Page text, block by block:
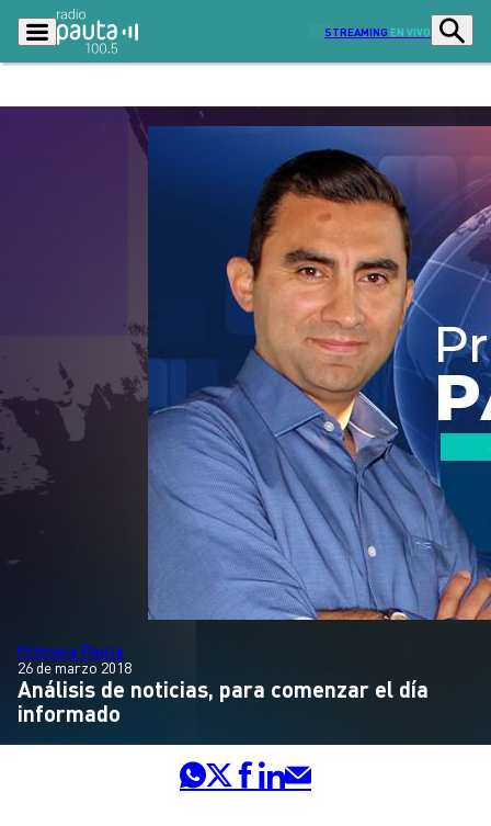
STREAMING EN VIVO
Programas
Actualidad
Economía
Sostenibilidad
Tendencias Deportes
Entretención y Cultura Opinión
Dato en Pauta Señal 2
Contenido Patrocinado
Primera Pauta
26 de marzo 2018
Análisis de noticias, para comenzar el día
informado